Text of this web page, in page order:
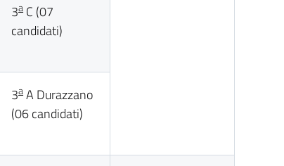
3a C (07
candidati)
3a A Durazzano
(06 candidati)